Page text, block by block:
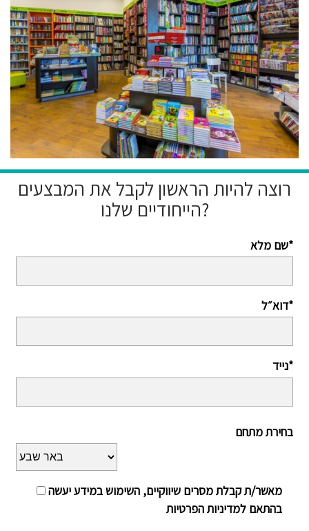
רוצה להיות הראשון לקבל את המבצעים
הייחודיים שלנו?
שם מלא*
דוא״ל*
נייד*
בחירת מתחם
מאשר/ת קבלת מסרים שיווקיים, השימוש במידע יעשה
בהתאם למדיניות הפרטיות